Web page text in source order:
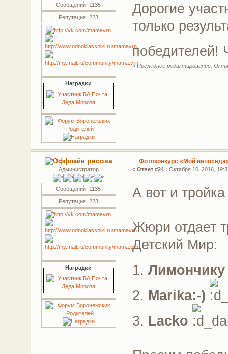
Сообщений: 1135
Репутация: 223
Наградки
Дорогие
только
победителей!
«Последнее редактирование:
pecosa
Администратор
Сообщений: 1135
Репутация: 223
Наградки
Фотоконкурс «Мой
«Ответ #24 : Октября 10, 2016,
А вот и
Жюри отдает
Детский Мир:
1.Лимончику
2. Marika:-)
3. Lacko